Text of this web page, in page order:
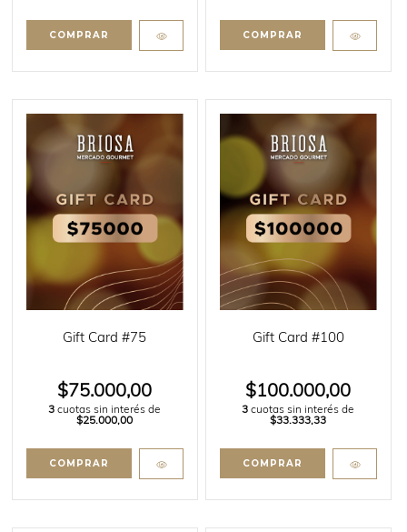
Gift Card #75
$75.000,00
3 cuotas sin interés de
$25.000,00
Gift Card #100
$100.000,00
3 cuotas sin interés de
$33.333,33